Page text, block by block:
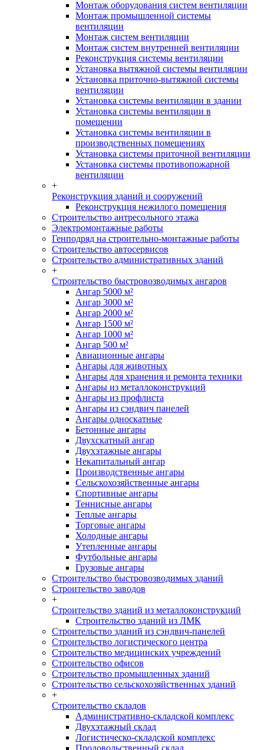
Монтаж оборудования систем вентиляции
Монтаж промышленной системы
вентиляции
Монтаж систем вентиляции
Монтаж систем внутренней вентиляции
Реконструкция системы вентиляции
Установка вытяжной системы вентиляции
Установка приточно-вытяжной системы
вентиляции
Установка системы вентиляции в здании
Установка системы вентиляции в
помещении
Установка системы вентиляции в
производственных помещениях
Установка системы приточной вентиляции
Установка системы противопожарной
вентиляции
+
Реконструкция зданий и сооружений
Реконструкция нежилого помещения
Строительство антресольного этажа
Электромонтажные работы
Генподряд на строительно-монтажные работы
Строительство автосервисов
Строительство административных зданий
+
Строительство быстровозводимых ангаров
Ангар 5000 м²
Ангар 3000 м²
Ангар 2000 м²
Ангар 1500 м²
Ангар 1000 м²
Ангар 500 м²
Авиационные ангары
Ангары для животных
Ангары для хранения и ремонта техники
Ангары из металлоконструкций
Ангары из профлиста
Ангары из сэндвич панелей
Ангары односкатные
Бетонные ангары
Двухскатный ангар
Двухэтажные ангары
Некапитальный ангар
Производственные ангары
Сельскохозяйственные ангары
Спортивные ангары
Теннисные ангары
Теплые ангары
Торговые ангары
Холодные ангары
Утепленные ангары
Футбольные ангары
Грузовые ангары
Строительство быстровозводимых зданий
Строительство заводов
+
Строительство зданий из металлоконструкций
Строительство зданий из ЛМК
Строительство зданий из сэндвич-панелей
Строительство логистического центра
Строительство медицинских учреждений
Строительство офисов
Строительство промышленных зданий
Строительство сельскохозяйственных зданий
+
Строительство складов
Административно-складской комплекс
Двухэтажный склад
Логистическо-складской комплекс
Продовольственный склад